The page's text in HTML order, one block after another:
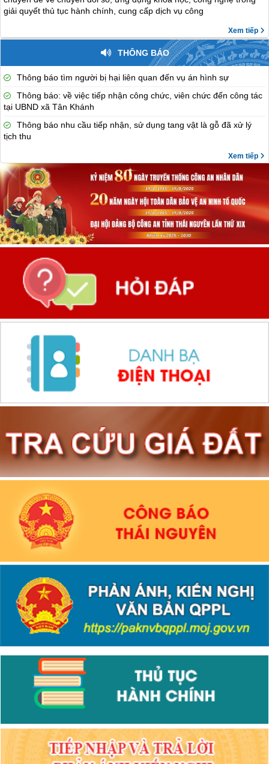
giải quyết thủ tục hành chính, cung cấp dịch vụ công
Xem tiếp
THÔNG BÁO
Thông báo tìm người bị hại liên quan đến vụ án hình sự
Thông báo: về việc tiếp nhận công chức, viên chức đến công tác
tại UBND xã Tân Khánh
Thông báo nhu cầu tiếp nhận, sử dụng tang vật là gỗ đã xử lý
tịch thu
Xem tiếp